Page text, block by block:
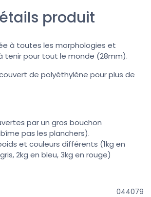
produit
à toutes les morphologies et
tenir pour tout le monde (28mm).
de polyéthylène pour plus de
par un gros bouchon
pas les planchers).
et couleurs différents (1kg en
2kg en bleu, 3kg en rouge)
044079